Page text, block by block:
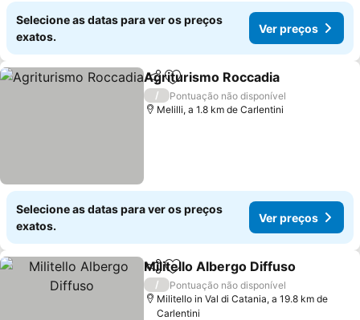
Selecione as datas para ver os preços
exatos.
Ver preços
PartilharAdicionar aos favoritos
Agriturismo Roccadia
/
Pontuação não disponível
Melilli, a 1.8 km de Carlentini
Selecione as datas para ver os preços
exatos.
Ver preços
PartilharAdicionar aos favoritos
Militello Albergo Diffuso
/
Pontuação não disponível
Militello in Val di Catania, a 19.8 km de
Carlentini